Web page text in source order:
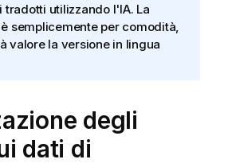
tradotti utilizzando l'IA. La
semplicemente per comodità,
valore la versione in lingua
degli
dati di